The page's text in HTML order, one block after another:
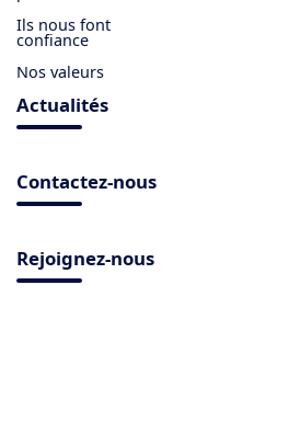
Ils nous font
confiance
Nos valeurs
Actualités
Contactez-nous
Rejoignez-nous